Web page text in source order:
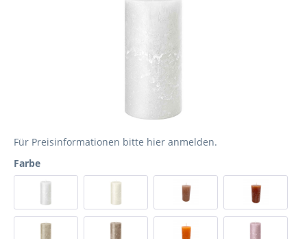
Für Preisinformationen bitte hier anmelden.
Farbe